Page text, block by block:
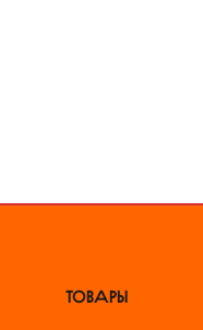
ТОВАРЫ